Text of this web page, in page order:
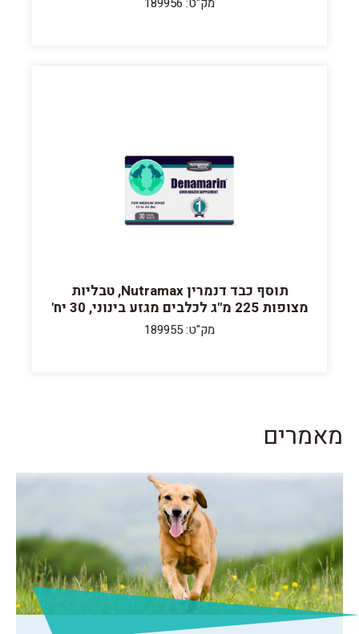
תוסף כבד דנמרין Nutramax, טבליות
מצופות 225 מ"ג לכלבים מגזע בינוני, 30 יח'
מק"ט: 189955
מאמרים